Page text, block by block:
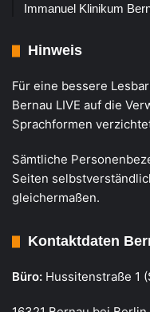
Immanuel Klinikum
Hinweis
Für eine bessere
Bernau LIVE auf die
Sprachformen
Sämtliche
Seiten
gleichermaßen.
Kontaktdaten
Büro: Hussitenstraße 1